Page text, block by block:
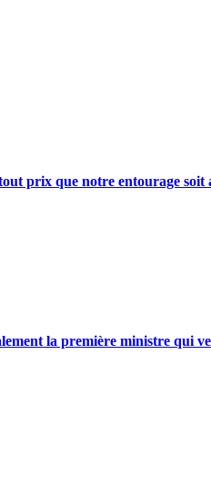
prix que notre entourage
la première ministre qui